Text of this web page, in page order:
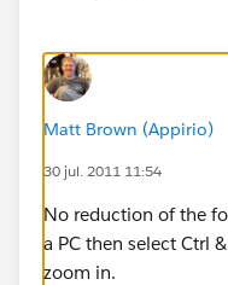
Matt Brown (Appirio)
30 jul. 2011 11:54
No reduction of the
a PC then select Ctrl
zoom in.